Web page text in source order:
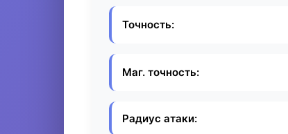
Точность:
Маг. точность:
Радиус атаки: